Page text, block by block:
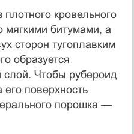
кровельного
мягкими битумами, а
сторон тугоплавким
образуется
слой. Чтобы рубероид
поверхность
порошка —